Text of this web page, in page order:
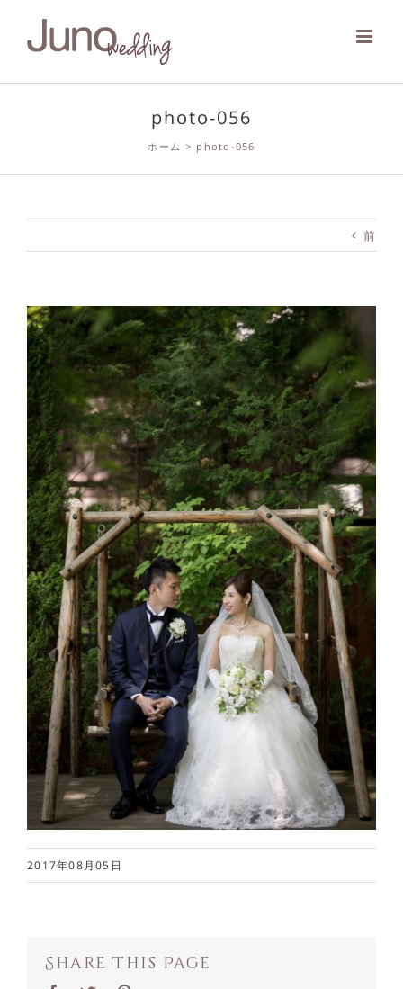
photo-056
ホーム > photo-056
前
2017年08月05日
Share This Page